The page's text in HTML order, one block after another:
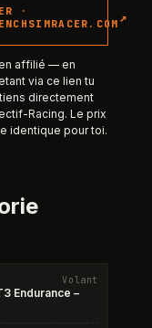
·
↗
affilié — en
via ce lien tu
directement
Racing. Le prix
identique pour toi.
Volant
Endurance –